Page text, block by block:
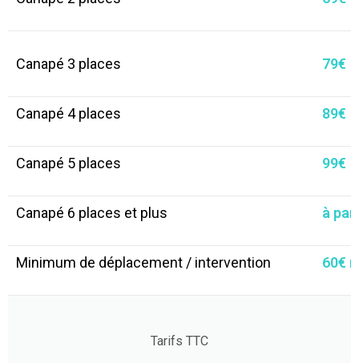
Canapé 3 places 79€
Canapé 4 places 89€
Canapé 5 places 99€
Canapé 6 places et plus à
Minimum de déplacement / intervention 60€
Tarifs TTC